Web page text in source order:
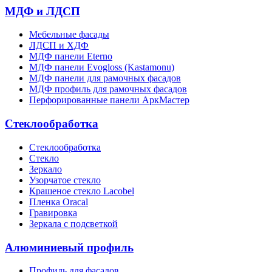
МДФ и ЛДСП
Мебельные фасады
ЛДСП и ХДФ
МДФ панели Eterno
МДФ панели Evogloss (Kastamonu)
МДФ панели для рамочных фасадов
МДФ профиль для рамочных фасадов
Перфорированные панели АркМастер
Стеклообработка
Стеклообработка
Стекло
Зеркало
Узорчатое стекло
Крашеное стекло Lacobel
Пленка Oracal
Гравировка
Зеркала с подсветкой
Алюминиевый профиль